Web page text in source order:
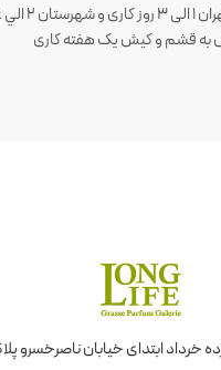
به قشم و کیش یک هفته کاری
خرداد ابتدای خیابان ناصرخسرو